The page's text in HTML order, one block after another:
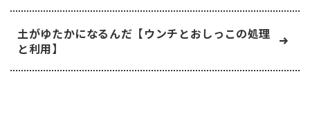
土がゆたかになるんだ【ウンチとおしっこの処理
と利用】